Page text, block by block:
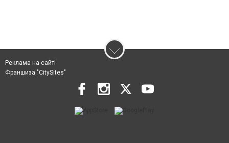
Реклама на сайті
Франшиза "CitySites"